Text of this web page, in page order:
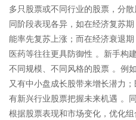
多只股票或不同行业的股票，分
同阶段表现各异，如在经济复苏
能率先复苏上涨；而在经济衰退期
医药等往往更具防御性 。新手构
不同规模、不同风格的股票 。例
又有中小盘成长股带来增长潜力
有新兴行业股票把握未来机遇 。
根据股票表现和市场变化，优化